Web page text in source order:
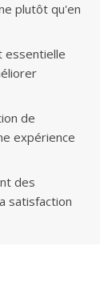
plutôt qu'en
essentielle
de
expérience
des
satisfaction